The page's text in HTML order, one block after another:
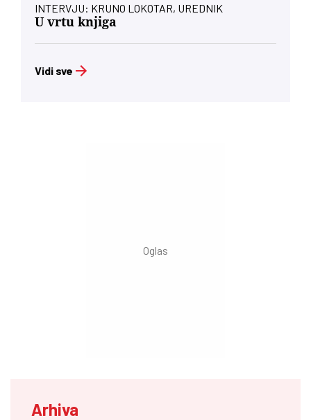
INTERVJU: KRUNO LOKOTAR, UREDNIK
U vrtu knjiga
Vidi sve
Arhiva